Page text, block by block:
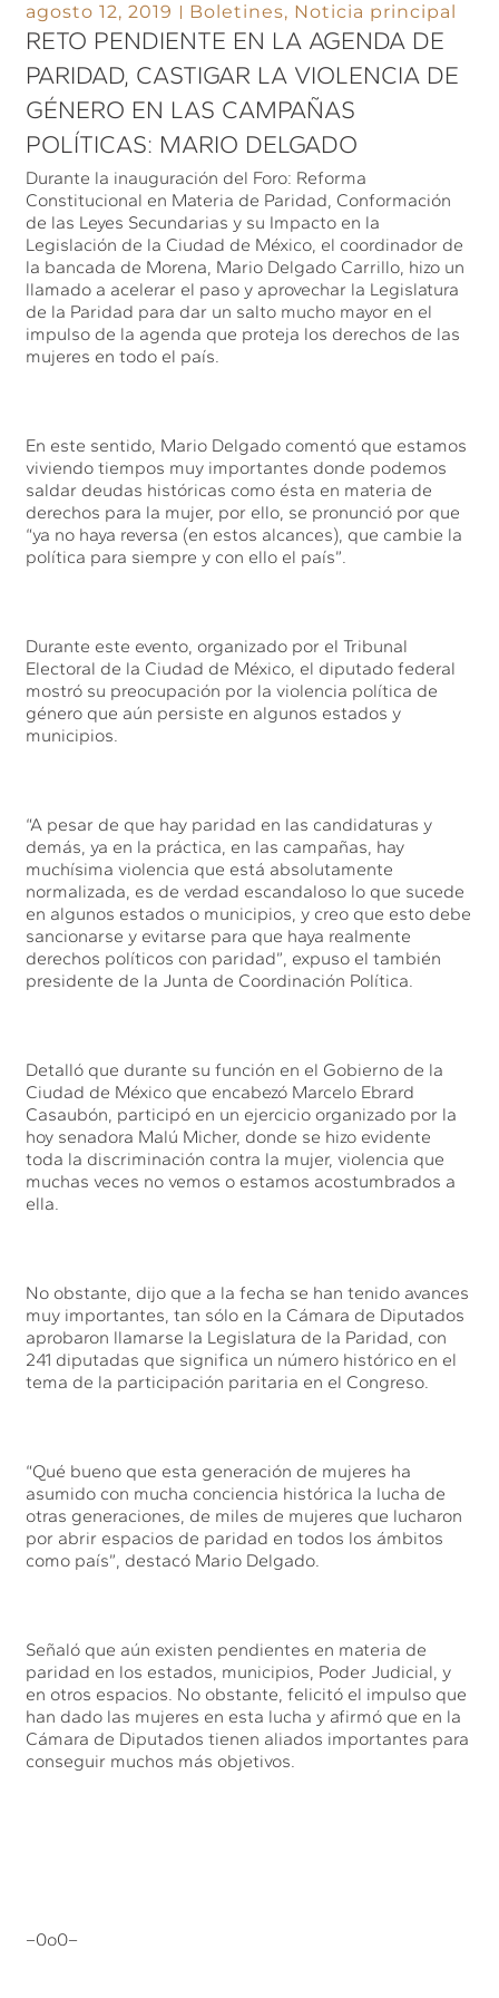
agosto 12, 2019 Boletines, Noticia principal
RETO PENDIENTE EN LA AGENDA DE
PARIDAD, CASTIGAR LA VIOLENCIA DE
GÉNERO EN LAS CAMPAÑAS
POLÍTICAS: MARIO DELGADO
Durante la inauguración del Foro: Reforma
Constitucional en Materia de Paridad, Conformación
de las Leyes Secundarias y su Impacto en la
Legislación de la Ciudad de México, el coordinador de
la bancada de Morena, Mario Delgado Carrillo, hizo un
llamado a acelerar el paso y aprovechar la Legislatura
de la Paridad para dar un salto mucho mayor en el
impulso de la agenda que proteja los derechos de las
mujeres en todo el país.
En este sentido, Mario Delgado comentó que estamos
viviendo tiempos muy importantes donde podemos
saldar deudas históricas como ésta en materia de
derechos para la mujer, por ello, se pronunció por que
“ya no haya reversa (en estos alcances), que cambie la
política para siempre y con ello el país”.
Durante este evento, organizado por el Tribunal
Electoral de la Ciudad de México, el diputado federal
mostró su preocupación por la violencia política de
género que aún persiste en algunos estados y
municipios.
“A pesar de que hay paridad en las candidaturas y
demás, ya en la práctica, en las campañas, hay
muchísima violencia que está absolutamente
normalizada, es de verdad escandaloso lo que sucede
en algunos estados o municipios, y creo que esto debe
sancionarse y evitarse para que haya realmente
derechos políticos con paridad”, expuso el también
presidente de la Junta de Coordinación Política.
Detalló que durante su función en el Gobierno de la
Ciudad de México que encabezó Marcelo Ebrard
Casaubón, participó en un ejercicio organizado por la
hoy senadora Malú Micher, donde se hizo evidente
toda la discriminación contra la mujer, violencia que
muchas veces no vemos o estamos acostumbrados a
ella.
No obstante, dijo que a la fecha se han tenido avances
muy importantes, tan sólo en la Cámara de Diputados
aprobaron llamarse la Legislatura de la Paridad, con
241 diputadas que significa un número histórico en el
tema de la participación paritaria en el Congreso.
“Qué bueno que esta generación de mujeres ha
asumido con mucha conciencia histórica la lucha de
otras generaciones, de miles de mujeres que lucharon
por abrir espacios de paridad en todos los ámbitos
como país”, destacó Mario Delgado.
Señaló que aún existen pendientes en materia de
paridad en los estados, municipios, Poder Judicial, y
en otros espacios. No obstante, felicitó el impulso que
han dado las mujeres en esta lucha y afirmó que en la
Cámara de Diputados tienen aliados importantes para
conseguir muchos más objetivos.
–0o0–